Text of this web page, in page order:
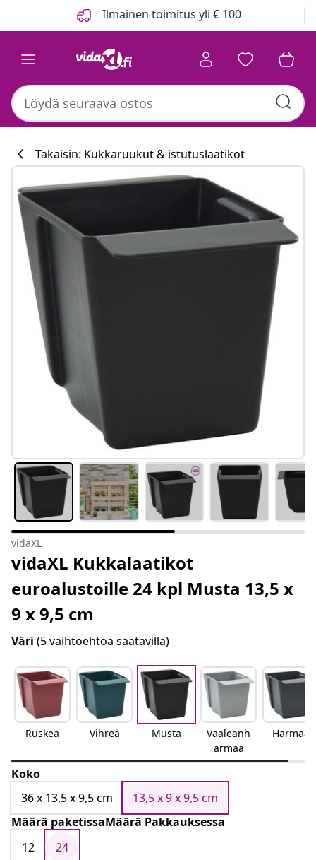
Ilmainen toimitus yli € 100
#sharemevidaxl
Takaisin: Kukkaruukut & istutuslaatikot
vidaXL
vidaXL Kukkalaatikot
euroalustoille 24 kpl Musta 13,5 x
9 x 9,5 cm
Väri (5 vaihtoehtoa saatavilla)
Ruskea Vihreä Musta
Vaaleanh
armaa
Harmaa
Koko
36 x 13,5 x 9,5 cm
13,5 x 9 x 9,5 cm
Määrä paketissaMäärä Pakkauksessa
12
24